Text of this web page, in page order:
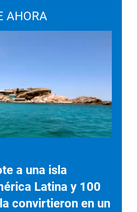
AHORA
a una isla
Latina y 100
convirtieron en un